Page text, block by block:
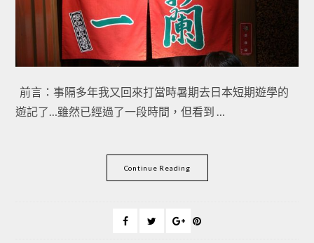
前言：事隔多年我又回來打當時暑期去日本短期遊學的
遊記了…雖然已經過了一段時間，但看到 …
Continue Reading